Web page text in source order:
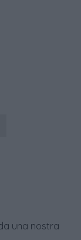
una nostra